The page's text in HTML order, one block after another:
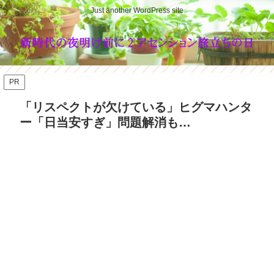
Just another WordPress site
PR
「リスペクトが欠けている」ヒグマハンタ
ー「日当安すぎ」問題解消も…